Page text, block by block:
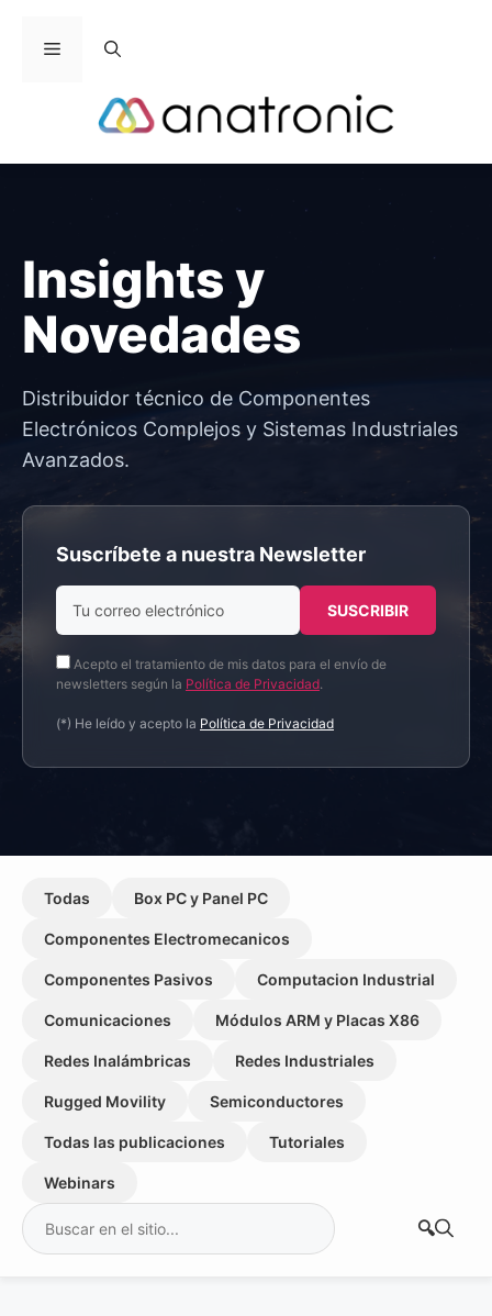
Menú
Insights y
Novedades
Distribuidor técnico de Componentes
Electrónicos Complejos y Sistemas Industriales
Avanzados.
Suscríbete a nuestra Newsletter
Acepto el tratamiento de mis datos para el envío de
newsletters según la Política de Privacidad.
(*) He leído y acepto la Política de Privacidad
Todas Box PC y Panel PC
Componentes Electromecanicos
Componentes Pasivos Computacion Industrial
Comunicaciones Módulos ARM y Placas X86
Redes Inalámbricas Redes Industriales
Rugged Movility Semiconductores
Todas las publicaciones Tutoriales
Webinars
Buscar: